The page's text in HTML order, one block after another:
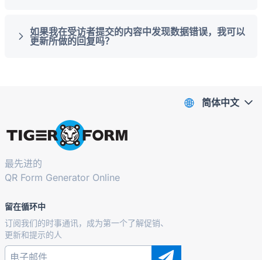
如果我在受访者提交的内容中发现数据错误，我可以
更新所做的回复吗？
最先进的
QR Form Generator Online
留在循环中
订阅我们的时事通讯，成为第一个了解促销、
更新和提示的人
简体中文